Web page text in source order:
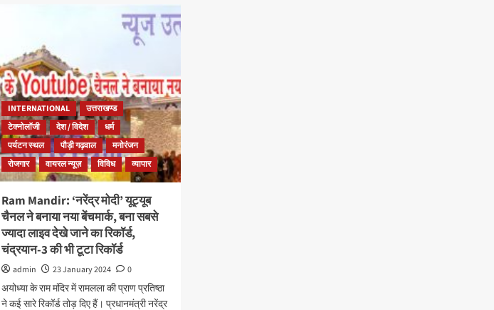
INTERNATIONAL
उत्तराखण्ड
टेक्नोलॉजी
देश / विदेश
धर्म
पर्यटन स्थल
पौड़ी गढ़वाल
मनोरंजन
रोजगार
वायरल न्यूज़ विविध व्यापार
Ram Mandir: ‘नरेंद्र मोदी’ यूट्यूब
चैनल ने बनाया नया बेंचमार्क, बना सबसे
ज्यादा लाइव देखे जाने का रिकॉर्ड,
चंद्रयान-3 की भी टूटा रिकॉर्ड
admin 23 January 2024
0
अयोध्या के राम मंदिर में रामलला की प्राण प्रतिष्ठा
ने कई सारे रिकॉर्ड तोड़ दिए हैं। प्रधानमंत्री नरेंद्र